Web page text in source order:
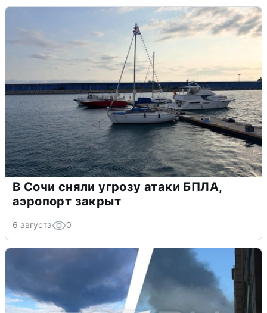
В Сочи сняли угрозу атаки БПЛА,
аэропорт закрыт
6 августа 0